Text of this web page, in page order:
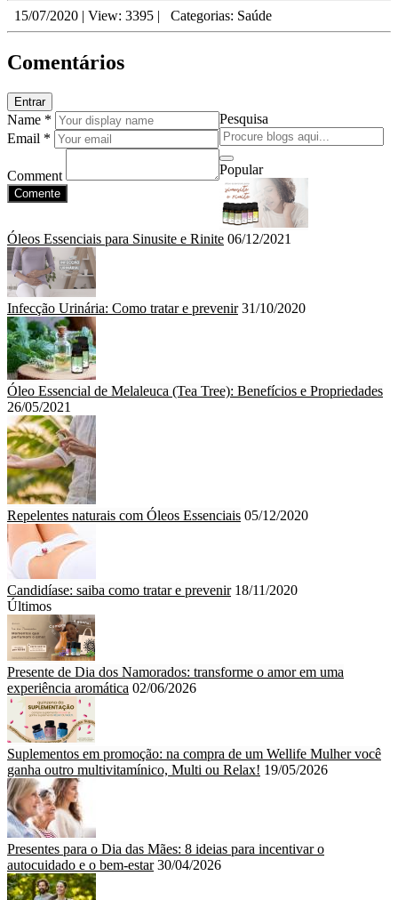
15/07/2020 | View: 3395 | Categorias: Saúde
Comentários
Entrar
Name *
Email *
Comment
Comente
Pesquisa
Popular
Óleos Essenciais para Sinusite e Rinite 06/12/2021
Infecção Urinária: Como tratar e prevenir 31/10/2020
Óleo Essencial de Melaleuca (Tea Tree): Benefícios e Propriedades
26/05/2021
Repelentes naturais com Óleos Essenciais 05/12/2020
Candidíase: saiba como tratar e prevenir 18/11/2020
Últimos
Presente de Dia dos Namorados: transforme o amor em uma
experiência aromática 02/06/2026
Suplementos em promoção: na compra de um Wellife Mulher você
ganha outro multivitamínico, Multi ou Relax! 19/05/2026
Presentes para o Dia das Mães: 8 ideias para incentivar o
autocuidado e o bem-estar 30/04/2026